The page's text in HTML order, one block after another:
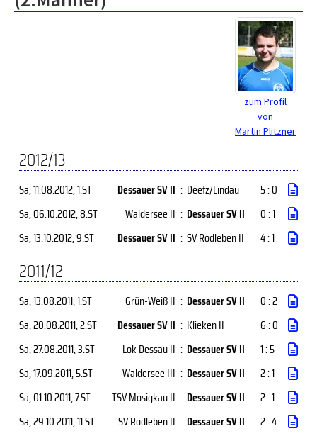
zum Profil
von
Martin Plitzner
2012/13
Sa, 11.08.2012, 1.ST Dessauer SV II : Deetz/Lindau
5 : 0
Sa, 06.10.2012, 8.ST Waldersee II : Dessauer SV II
0 : 1
Sa, 13.10.2012, 9.ST Dessauer SV II : SV Rodleben II 4 : 1
2011/12
Sa, 13.08.2011, 1.ST Grün-Weiß II : Dessauer SV II
0 : 2
Sa, 20.08.2011, 2.ST Dessauer SV II : Klieken II
6 : 0
Sa, 27.08.2011, 3.ST Lok Dessau II : Dessauer SV II
1 : 5
Sa, 17.09.2011, 5.ST Waldersee III : Dessauer SV II
2 : 1
Sa, 01.10.2011, 7.ST TSV Mosigkau II : Dessauer SV II
2 : 1
Sa, 29.10.2011, 11.ST SV Rodleben II : Dessauer SV II
2 : 4